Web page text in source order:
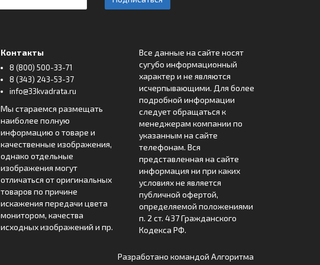
Контакты
8 (800) 500-33-71
8 (343) 243-53-37
info@33kvadrata.ru
Мы стараемся размещать
наиболее полную
информацию о товаре и
качественные изображения,
однако отдельные
изображения могут
отличаться от оригинальных
товаров по причине
искажения передачи цвета
монитором, качества
исходных изображений и пр.
Все данные на сайте носят
сугубо информационный
характер и не являются
исчерпывающими. Для более
подробной информации
следует обращаться к
менеджерам компании по
указанным на сайте
телефонам. Вся
представленная на сайте
информация ни при каких
условиях не является
публичной офертой,
определяемой положениями
п. 2 ст. 437 Гражданского
Кодекса РФ.
Разработано командой Алгоритма